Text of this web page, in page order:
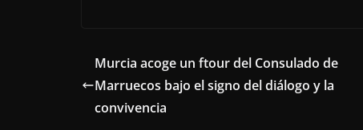
Murcia acoge un ftour del Consulado de
Marruecos bajo el signo del diálogo y la
convivencia